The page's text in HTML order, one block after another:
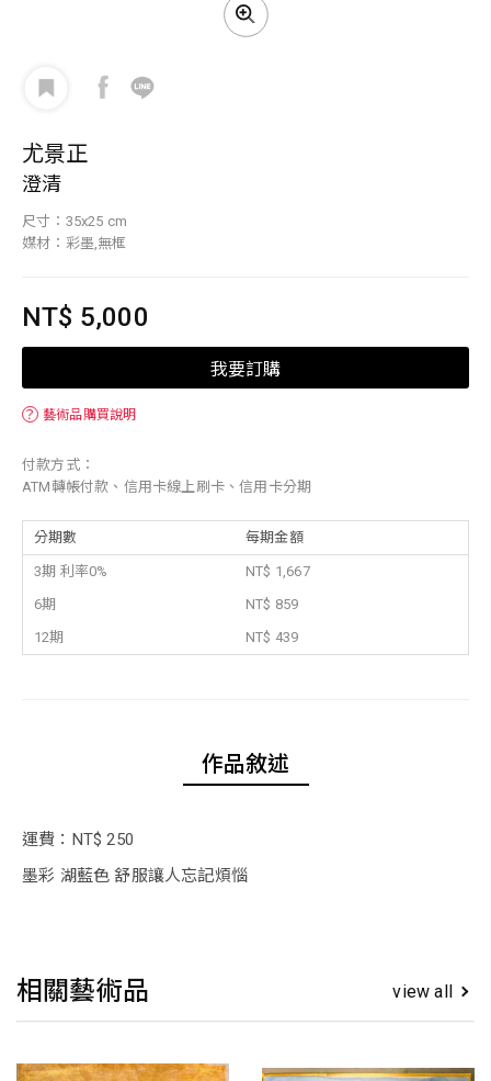
尤景正
澄清
尺寸：35x25 cm
媒材：彩墨,無框
NT$ 5,000
我要訂購
？ 藝術品購買說明
付款方式：
ATM轉帳付款、信用卡線上刷卡、信用卡分期
分期數 每期金額
3期 利率0%
NT$ 1,667
6期
NT$ 859
12期
NT$ 439
作品敘述
運費：NT$ 250
墨彩 湖藍色 舒服讓人忘記煩惱
相關藝術品 view all